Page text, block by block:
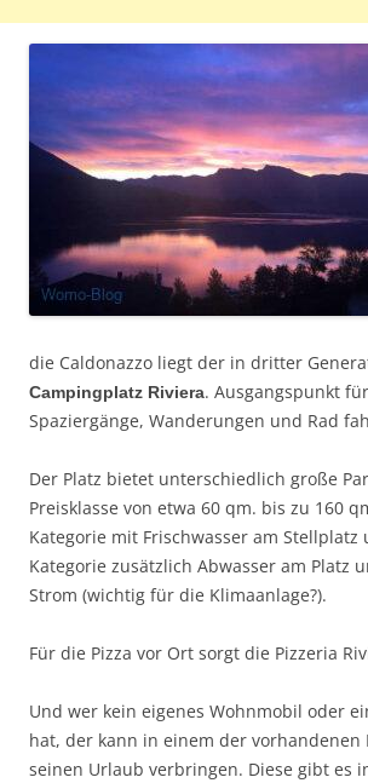
die Caldonazzo liegt der in dritter
Campingplatz Riviera. Ausgangspunkt
Spaziergänge, Wanderungen und Rad
Der Platz bietet unterschiedlich große
Preisklasse von etwa 60 qm. bis zu 160
Kategorie mit Frischwasser am
Kategorie zusätzlich Abwasser am Platz
Strom (wichtig für die Klimaanlage?).
Für die Pizza vor Ort sorgt die Pizzeria
Und wer kein eigenes Wohnmobil oder
hat, der kann in einem der vorhandenen
seinen Urlaub verbringen. Diese gibt es